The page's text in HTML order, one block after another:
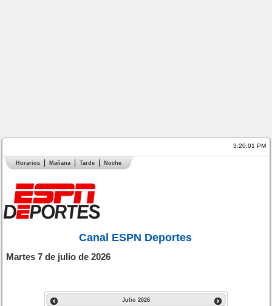
3:20:01 PM
Horarios Mañana Tarde Noche
Canal ESPN Deportes
Martes 7 de julio de 2026
Julio 2026